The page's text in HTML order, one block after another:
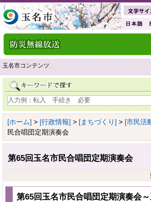
玉名市コンテンツ
[ホーム] > [行政情報] > [まちづくり] > [市民活
民合唱団定期演奏会
第65回玉名市民合唱団定期演奏会
第65回玉名市民合唱団定期演奏会